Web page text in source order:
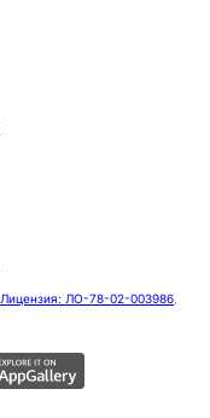
Лицензия: ЛО-78-02-003986,